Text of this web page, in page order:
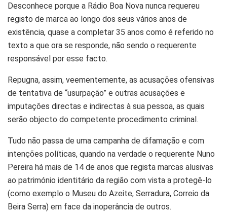
Desconhece porque a Rádio Boa Nova nunca requereu
registo de marca ao longo dos seus vários anos de
existência, quase a completar 35 anos como é referido no
texto a que ora se responde, não sendo o requerente
responsável por esse facto.
Repugna, assim, veementemente, as acusações ofensivas
de tentativa de “usurpação” e outras acusações e
imputações directas e indirectas à sua pessoa, as quais
serão objecto do competente procedimento criminal.
Tudo não passa de uma campanha de difamação e com
intenções políticas, quando na verdade o requerente Nuno
Pereira há mais de 14 de anos que regista marcas alusivas
ao património identitário da região com vista a protegê-lo
(como exemplo o Museu do Azeite, Serradura, Correio da
Beira Serra) em face da inoperância de outros.